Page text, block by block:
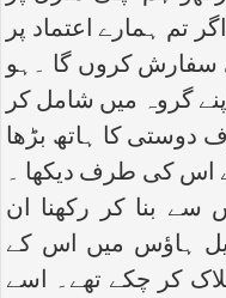
تم ہمارے اعتماد پر
سفارش کروں گا ۔ہو
گروہ میں شامل کر
دوستی کا ہاتھ بڑھا
اس کی طرف دیکھا ۔
سے بنا کر رکھنا ان
ہاؤس میں اس کے
کر چکے تھے۔ اسے